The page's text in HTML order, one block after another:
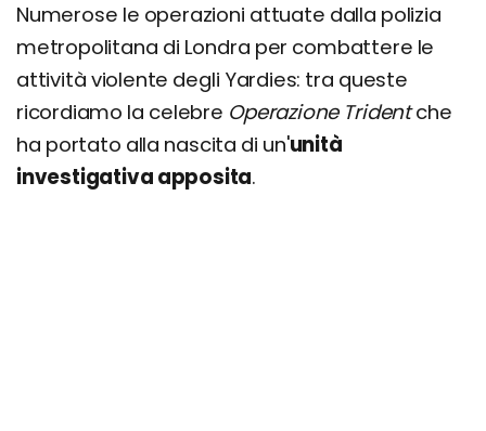
Numerose le operazioni attuate dalla polizia
metropolitana di Londra per combattere le
attività violente degli Yardies: tra queste
ricordiamo la celebre Operazione Tridentche
ha portato alla nascita di un'unità
investigativa apposita.